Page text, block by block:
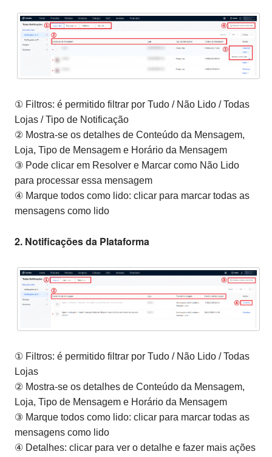
① Filtros: é permitido filtrar por Tudo / Não Lido / Todas
Lojas / Tipo de Notificação
② Mostra-se os detalhes de Conteúdo da Mensagem,
Loja, Tipo de Mensagem e Horário da Mensagem
③ Pode clicar em Resolver e Marcar como Não Lido
para processar essa mensagem
④ Marque todos como lido: clicar para marcar todas as
mensagens como lido
2. Notificações da Plataforma
① Filtros: é permitido filtrar por Tudo / Não Lido / Todas
Lojas
② Mostra-se os detalhes de Conteúdo da Mensagem,
Loja, Tipo de Mensagem e Horário da Mensagem
③ Marque todos como lido: clicar para marcar todas as
mensagens como lido
④ Detalhes: clicar para ver o detalhe e fazer mais ações